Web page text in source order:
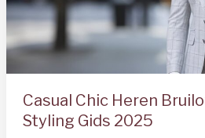
Casual Chic Heren
Styling Gids 2025